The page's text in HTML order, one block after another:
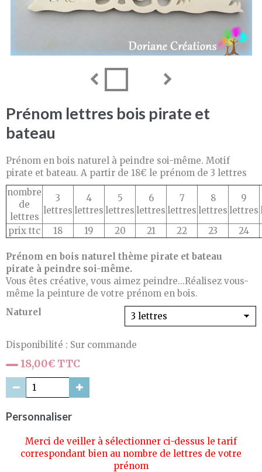
Prénom lettres bois pirate et
bateau
Prénom en bois naturel à peindre soi-même. Motif
pirate et bateau. A partir de 18€ le prénom de 3 lettres
nombre
de
lettres
3
lettres
4
lettres
5
lettres
6
lettres
7
lettres
8
lettres
9
lettres
prix ttc
18 19 20 21 22 23 24
Prénom en bois naturel thème pirate et bateau
pirate à peindre soi-même.
Vous êtes créative, vous aimez peindre...Réalisez vous-
même la peinture de votre prénom en bois.
Naturel
Disponibilité : Sur commande
18,00€ TTC
Personnaliser
Merci de veiller à sélectionner ci-dessus le tarif
correspondant bien au nombre de lettres de votre
prénom